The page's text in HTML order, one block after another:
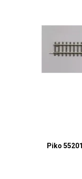
Piko